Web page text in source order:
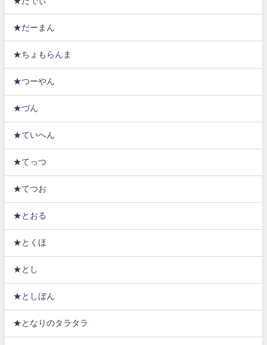
★だーまん
★ちょもらんま
★つーやん
★づん
★ていへん
★てっつ
★てつお
★とおる
★とくほ
★とし
★としぼん
★となりのタラタラ